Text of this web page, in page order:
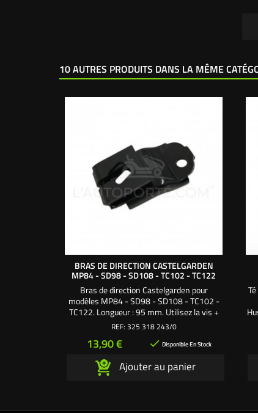
10 AUTRES PRODUITS DANS LA MÊME
BRAS DE DIRECTION CASTELGARDEN
MP84 - SD98 - SD108 - TC102 - TC122
Bras de direction Castelgarden pour
modèles MP84 - SD98 - SD108 - TC102 -
TC122. Longueur : 95 mm. Utilisez la vis +
l'écrou frein de fixation 112692390/0
REF: 325 318 243/0
Prix
13,90 €  Disponible En Stock
Ajouter au panier